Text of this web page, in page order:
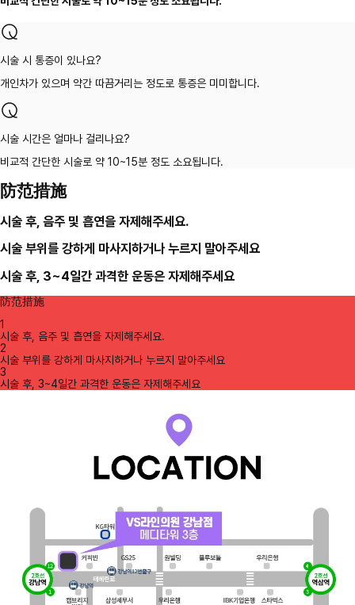
시술 시 통증이 있나요?
개인차가 있으며 약간 따끔거리는 정도로 통증은 미미합니다.
시술 시간은 얼마나 걸리나요?
비교적 간단한 시술로 약 10~15분 정도 소요됩니다.
防范措施
시술 후, 음주 및 흡연을 자제해주세요.
시술 부위를 강하게 마사지하거나 누르지 말아주세요
시술 후, 3~4일간 과격한 운동은 자제해주세요
防范措施
1
시술 후, 음주 및 흡연을 자제해주세요.
2
시술 부위를 강하게 마사지하거나 누르지 말아주세요
3
시술 후, 3~4일간 과격한 운동은 자제해주세요